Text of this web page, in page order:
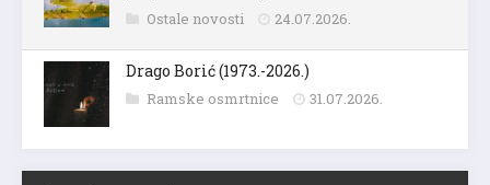
Ostale novosti 24.07.2026.
Drago Borić (1973.-2026.)
Ramske osmrtnice 31.07.2026.